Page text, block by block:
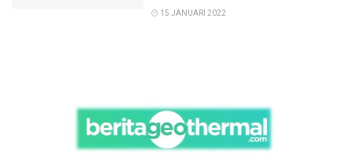
15 JANUARI 2022